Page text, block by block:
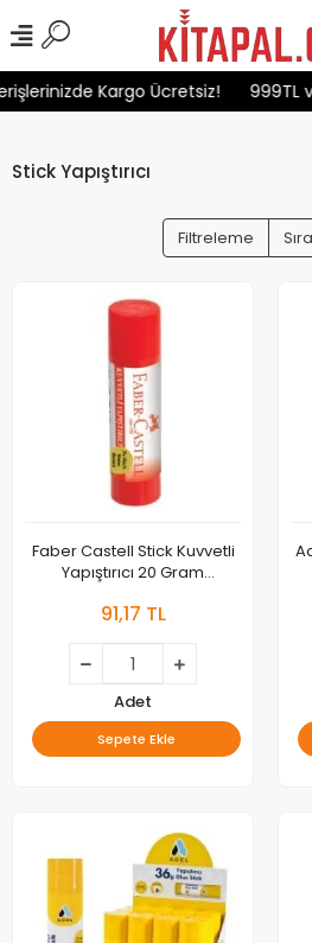
Kargo Ücretsiz! 999TL
Stick Yapıştırıcı
Filtreleme
Faber Castell Stick Kuvvetli
Yapıştırıcı 20 Gram
91,17 TL
Adet
Sepete Ekle